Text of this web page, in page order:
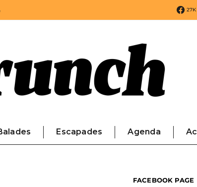
27K
Escapades Agenda
FACEBOOK PAGE